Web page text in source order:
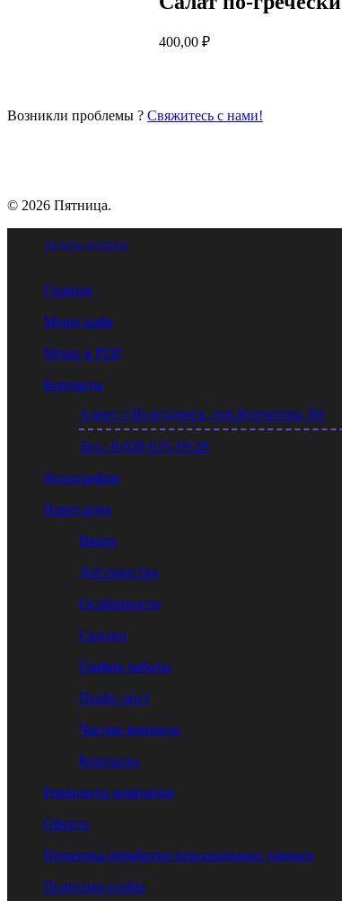
400,00 ₽
Возникли проблемы ? Свяжитесь с нами!
© 2026 Пятница.
Задать вопрос
Главная
Меню кафе
Меню в PDF
Контакты
Адрес: г,Волгодонск, пер.Курчатова 36г
Тел.: 8-928-615-19-28
Фотографии
Навигация
Вверх
Достоинства
Особенности
Скидки
График работы
Прайс-лист
Частые вопросы
Контакты
Реквизиты компании
Оферта
Политика обработки персональных данных
Политика cookie